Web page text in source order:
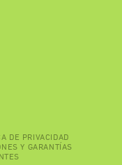
DE PRIVACIDAD
Y GARANTÍAS